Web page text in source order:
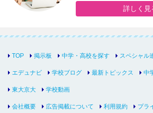
詳しく見
TOP 掲示板 中学・高校を探す スペシャル
エデュナビ 学校ブログ 最新トピックス 中
東大京大 学校動画
会社概要 広告掲載について 利用規約 プラ